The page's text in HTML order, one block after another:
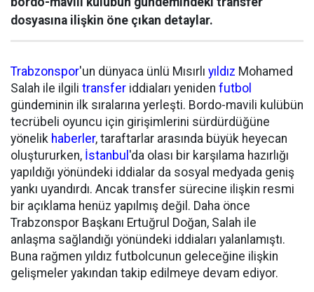
dosyasına ilişkin öne çıkan detaylar.
Trabzonspor'un dünyaca ünlü Mısırlı yıldız Mohamed
Salah ile ilgili transfer iddiaları yeniden futbol
gündeminin ilk sıralarına yerleşti. Bordo-mavili kulübün
tecrübeli oyuncu için girişimlerini sürdürdüğüne
yönelik haberler, taraftarlar arasında büyük heyecan
oluştururken, İstanbul 'da olası bir karşılama hazırlığı
yapıldığı yönündeki iddialar da sosyal medyada geniş
yankı uyandırdı. Ancak transfer sürecine ilişkin resmi
bir açıklama henüz yapılmış değil. Daha önce
Trabzonspor Başkanı Ertuğrul Doğan, Salah ile
anlaşma sağlandığı yönündeki iddiaları yalanlamıştı.
Buna rağmen yıldız futbolcunun geleceğine ilişkin
gelişmeler yakından takip edilmeye devam ediyor.